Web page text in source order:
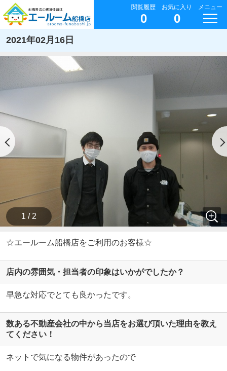
閲覧履歴
0
お気に入り
0
メニュー
2021年02月16日
1 / 2
☆エールーム船橋店をご利用のお客様☆
店内の雰囲気・担当者の印象はいかがでしたか？
早急な対応でとても良かったです。
数ある不動産会社の中から当店をお選び頂いた理由を教え
てください！
ネットで気になる物件があったので